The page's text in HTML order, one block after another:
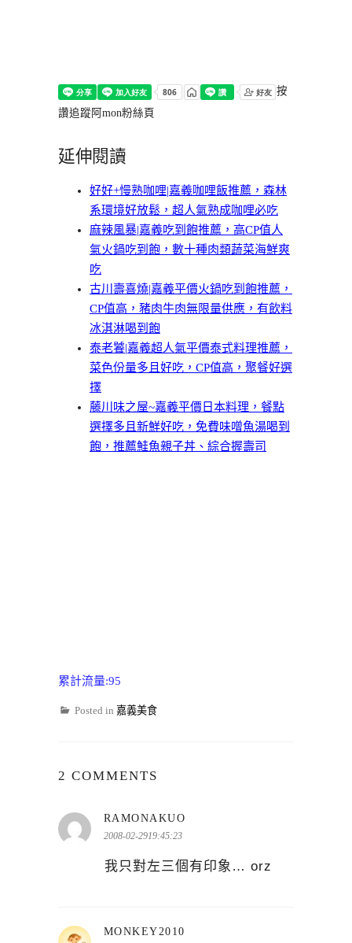
按
讚追蹤阿mon粉絲頁
延伸閱讀
好好+慢熟咖哩|嘉義咖哩飯推薦，森林
系環境好放鬆，超人氣熟成咖哩必吃
麻辣風暴|嘉義吃到飽推薦，高CP值人
氣火鍋吃到飽，數十種肉類蔬菜海鮮爽
吃
古川壽喜燒|嘉義平價火鍋吃到飽推薦，
CP值高，豬肉牛肉無限量供應，有飲料
冰淇淋喝到飽
泰老饕|嘉義超人氣平價泰式料理推薦，
菜色份量多且好吃，CP值高，聚餐好選
擇
藤川味之屋~嘉義平價日本料理，餐點
選擇多且新鮮好吃，免費味噌魚湯喝到
飽，推薦鮭魚親子丼、綜合握壽司
累計流量:95
Posted in 嘉義美食
2 COMMENTS
RAMONAKUO
2008-02-2919:45:23
我只對左三個有印象… orz
MONKEY2010